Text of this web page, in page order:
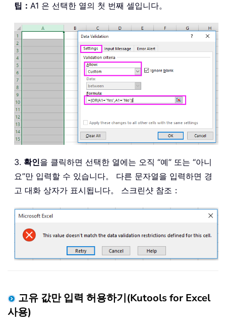
팁： A1 은 선택한 열의 첫 번째 셀입니다。
3. 확인을 클릭하면 선택한 열에는 오직 “예” 또는 “아니
요”만 입력할 수 있습니다。 다른 문자열을 입력하면 경
고 대화 상자가 표시됩니다。 스크린샷 참조：
고유 값만 입력 허용하기(Kutools for Excel
사용)